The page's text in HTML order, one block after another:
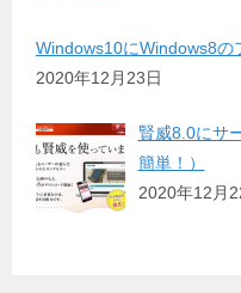
Windows10にWindows8の
2020年12月23日
賢威8.0にサ
簡単！）
2020年12月